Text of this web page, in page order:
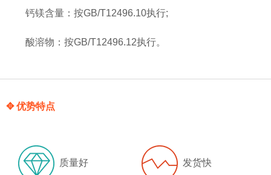
钙镁含量：按GB/T12496.10执行;
酸溶物：按GB/T12496.12执行。
✥ 优势特点
质量好 发货快